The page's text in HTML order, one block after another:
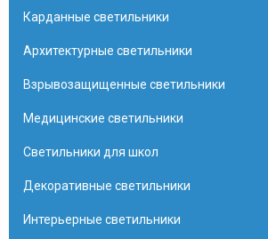
Карданные светильники
Архитектурные светильники
Взрывозащищенные светильники
Медицинские светильники
Светильники для школ
Декоративные светильники
Интерьерные светильники